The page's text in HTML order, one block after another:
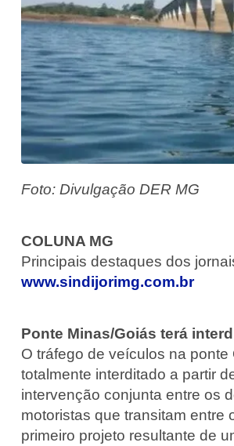
Foto: Divulgação DER MG
COLUNA MG
Principais destaques dos
www.sindijorimg.com.br
Ponte Minas/Goiás terá
O tráfego de veículos na
totalmente interditado a partir
intervenção conjunta entre os
motoristas que transitam entre
primeiro projeto resultante de